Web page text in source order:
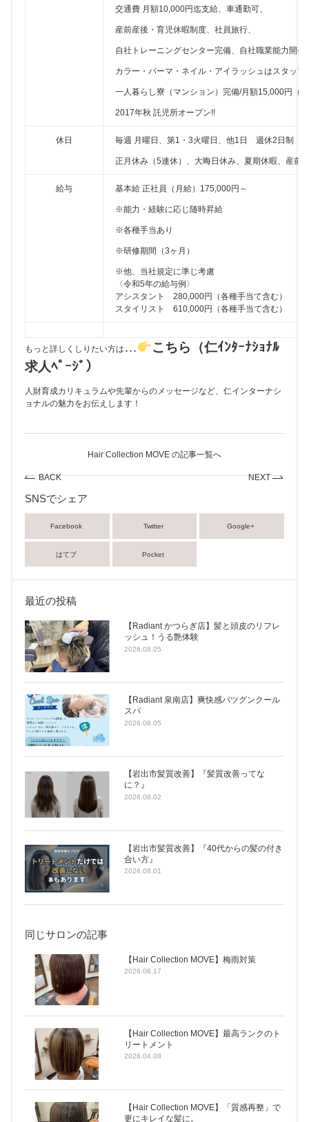
交通費 月額10,000円迄支給、車通勤可、
産前産後・育児休暇制度、社員旅行、
自社トレーニングセンター完備、自社職業能力開
カラー・パーマ・ネイル・アイラッシュはスタッ
一人暮らし寮（マンション）完備/月額15,000円（
2017年秋 託児所オープン!!
休日 毎週 月曜日、第1・3火曜日、他1日 週休2日制
正月休み（5連休）、大晦日休み、夏期休暇、産前
給与 基本給 正社員（月給）175,000円～
※能力・経験に応じ随時昇給
※各種手当あり
※研修期間（3ヶ月）
※他、当社規定に準じ考慮
〈令和5年の給与例〉
アシスタント 280,000円（各種手当て含む）
スタイリスト 610,000円（各種手当て含む）
もっと詳しくしりたい方は …
こちら（仁ｲﾝﾀｰﾅｼｮﾅﾙ
求人ﾍﾟｰｼﾞ）
人財育成カリキュラムや先輩からのメッセージなど、仁インターナシ
ョナルの魅力をお伝えします！
BACK
Hair Collection MOVE の記事一覧へ
NEXT
SNSでシェア
Facebook Twitter Google+
はてブ Pocket
最近の投稿
【Radiant かつらぎ店】髪と頭皮のリフレ
ッシュ！うる艶体験
2026.08.05
【Radiant 泉南店】爽快感バツグンクール
スパ
2026.08.05
【岩出市髪質改善】『髪質改善ってな
に？』
2026.08.02
【岩出市髪質改善】『40代からの髪の付き
合い方』
2026.08.01
同じサロンの記事
【Hair Collection MOVE】梅雨対策
2026.06.17
【Hair Collection MOVE】最高ランクのト
リートメント
2026.04.08
【Hair Collection MOVE】「質感再整」で
更にキレイな髪に。